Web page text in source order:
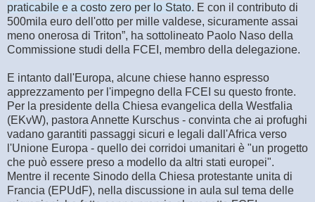
praticabile e a costo zero per lo Stato. E con il contributo di
500mila euro dell'otto per mille valdese, sicuramente assai
meno onerosa di Triton”, ha sottolineato Paolo Naso della
Commissione studi della FCEI, membro della delegazione.
E intanto dall'Europa, alcune chiese hanno espresso
apprezzamento per l'impegno della FCEI su questo fronte.
Per la presidente della Chiesa evangelica della Westfalia
(EKvW), pastora Annette Kurschus - convinta che ai profughi
vadano garantiti passaggi sicuri e legali dall'Africa verso
l'Unione Europa - quello dei corridoi umanitari è "un progetto
che può essere preso a modello da altri stati europei".
Mentre il recente Sinodo della Chiesa protestante unita di
Francia (EPUdF), nella discussione in aula sul tema delle